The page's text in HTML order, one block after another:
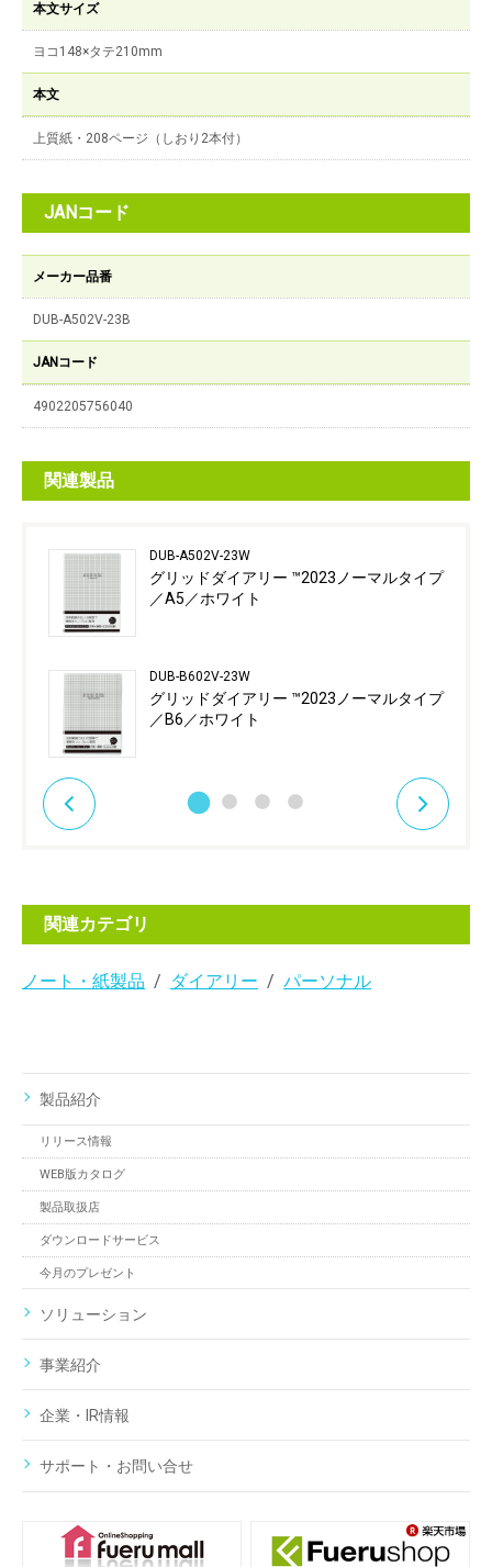
本文サイズ
ヨコ148×タテ210mm
本文
上質紙・208ページ（しおり2本付）
JANコード
メーカー品番
DUB-A502V-23B
JANコード
4902205756040
関連製品
DUB-A502V-23W
グリッドダイアリー ™2023ノーマルタイプ
／A5／ホワイト
DUB-B602V-23W
グリッドダイアリー ™2023ノーマルタイプ
／B6／ホワイト
関連カテゴリ
ノート・紙製品 ダイアリー パーソナル
製品紹介
リリース情報
WEB版カタログ
製品取扱店
ダウンロードサービス
今月のプレゼント
ソリューション
事業紹介
企業・IR情報
サポート・お問い合せ